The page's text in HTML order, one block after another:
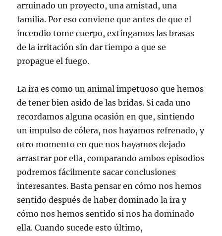
arruinado un proyecto, una amistad, una
familia. Por eso conviene que antes de que el
incendio tome cuerpo, extingamos las brasas
de la irritación sin dar tiempo a que se
propague el fuego.
La ira es como un animal impetuoso que hemos
de tener bien asido de las bridas. Si cada uno
recordamos alguna ocasión en que, sintiendo
un impulso de cólera, nos hayamos refrenado, y
otro momento en que nos hayamos dejado
arrastrar por ella, comparando ambos episodios
podremos fácilmente sacar conclusiones
interesantes. Basta pensar en cómo nos hemos
sentido después de haber dominado la ira y
cómo nos hemos sentido si nos ha dominado
ella. Cuando sucede esto último,